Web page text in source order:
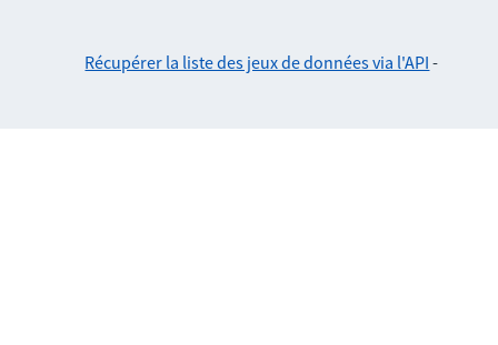
Récupérer la liste des jeux de données via l'API -